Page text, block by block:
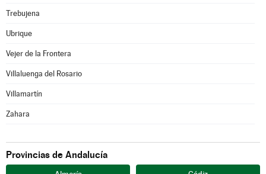
Trebujena
Ubrique
Vejer de la Frontera
Villaluenga del Rosario
Villamartín
Zahara
Provincias de Andalucía